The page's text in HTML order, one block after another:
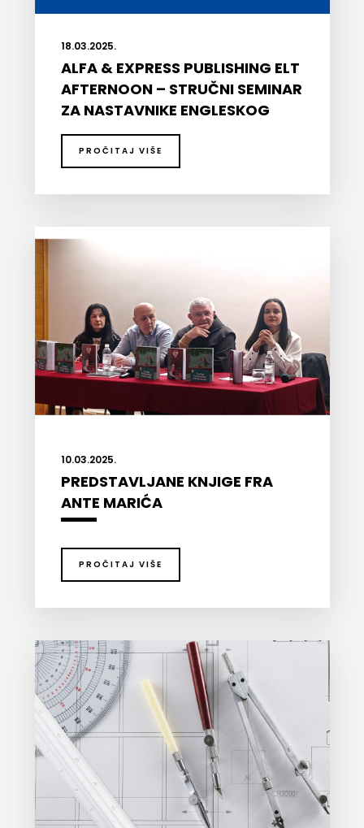
18.03.2025.
ALFA & EXPRESS PUBLISHING ELT
AFTERNOON – STRUČNI SEMINAR
ZA NASTAVNIKE ENGLESKOG
JEZIKA
PROČITAJ VIŠE
10.03.2025.
PREDSTAVLJANE KNJIGE FRA
ANTE MARIĆA
PROČITAJ VIŠE